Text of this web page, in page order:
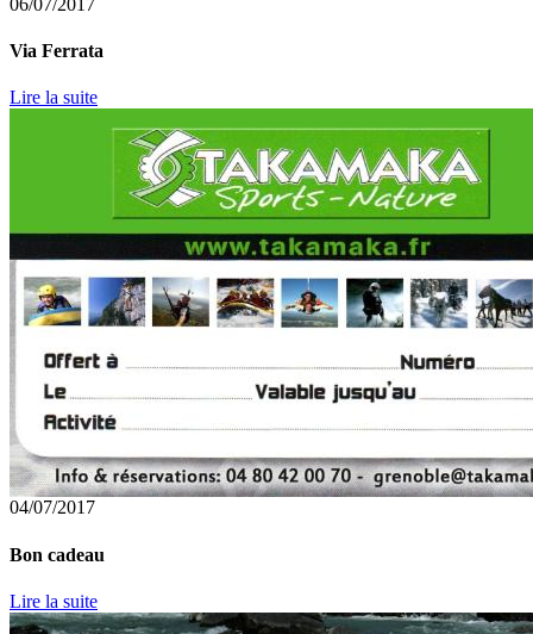
06/07/2017
Via Ferrata
Lire la suite
04/07/2017
Bon cadeau
Lire la suite